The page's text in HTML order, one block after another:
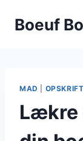
Boeuf
MAD
Lækre